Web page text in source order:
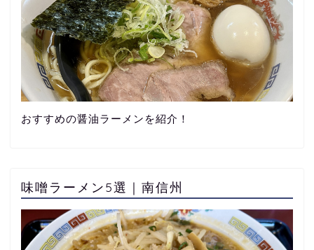
おすすめの醤油ラーメンを紹介！
味噌ラーメン5選｜南信州